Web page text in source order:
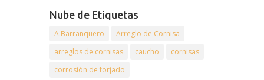
Nube de Etiquetas
A.Barranquero
Arreglo de Cornisa
arreglos de cornisas
caucho
cornisas
corrosión de forjado